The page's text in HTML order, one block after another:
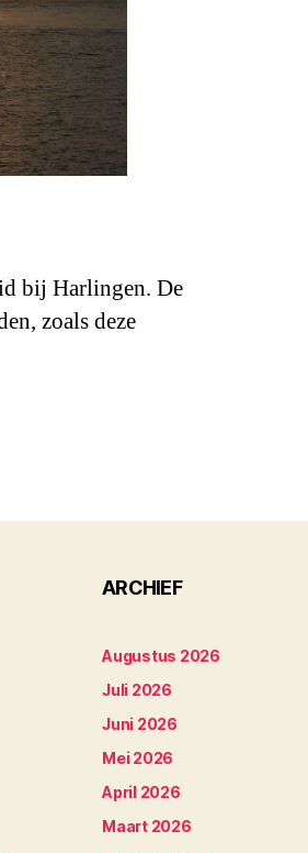
bij Harlingen. De
zoals deze
ARCHIEF
Augustus 2026
Juli 2026
Juni 2026
Mei 2026
April 2026
Maart 2026